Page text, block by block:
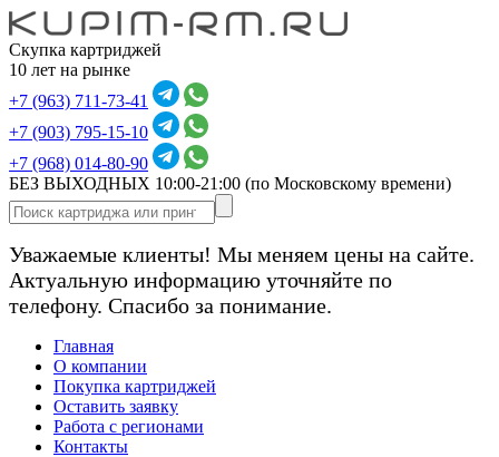
Скупка картриджей
10 лет на рынке
+7 (963) 711-73-41
+7 (903) 795-15-10
+7 (968) 014-80-90
БЕЗ ВЫХОДНЫХ 10:00-21:00 (по Московскому времени)
Уважаемые клиенты! Мы меняем цены на сайте.
Актуальную информацию уточняйте по
телефону. Спасибо за понимание.
Главная
О компании
Покупка картриджей
Оставить заявку
Работа с регионами
Контакты